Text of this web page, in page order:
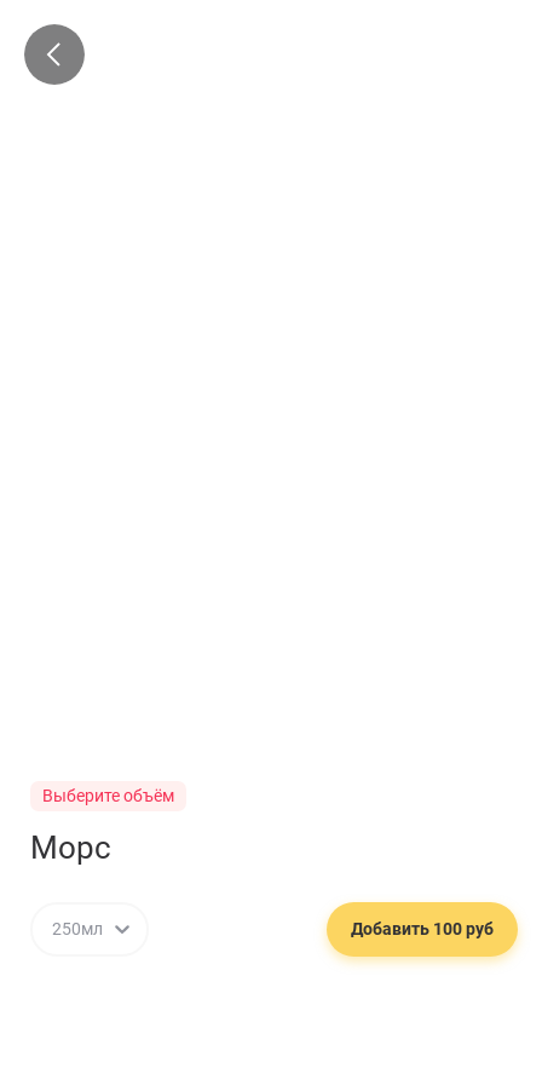
Выберите объём
Морс
250мл Добавить 100 руб